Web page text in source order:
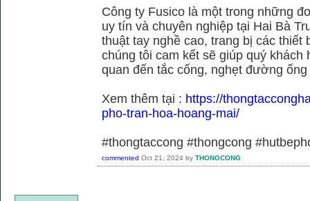
Công ty Fusico là một trong những
uy tín và chuyên nghiệp tại Hai Bà
thuật tay nghề cao, trang bị các thiết
chúng tôi cam kết sẽ giúp quý
quan đến tắc cống, nghẹt đường
Xem thêm tại : https://
pho-tran-hoa-hoang-mai/
#thongtaccong #thongcong
commented Oct 21, 2024 by THONGCONG